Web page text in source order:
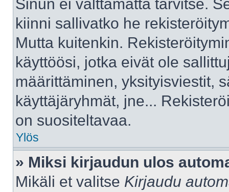
Sinun ei välttämättä tarvitse.
kiinni sallivatko he
Mutta kuitenkin.
käyttöösi, jotka eivät ole
määrittäminen, yksityisviestit,
käyttäjäryhmät, jne...
on suositeltavaa.
Ylös
» Miksi kirjaudun ulos
Mikäli et valitse Kirjaudu